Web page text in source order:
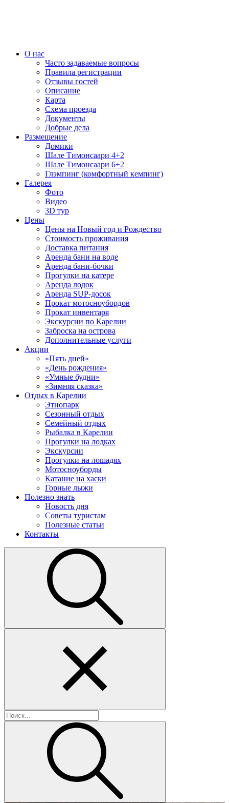
О нас
Часто задаваемые вопросы
Правила регистрации
Отзывы гостей
Описание
Карта
Схема проезда
Документы
Добрые дела
Размещение
Домики
Шале Тимонсаари 4+2
Шале Тимонсаари 6+2
Глэмпинг (комфортный кемпинг)
Галерея
Фото
Видео
3D тур
Цены
Цены на Новый год и Рождество
Стоимость проживания
Доставка питания
Аренда бани на воде
Аренда бани-бочки
Прогулки на катере
Аренда лодок
Аренда SUP-досок
Прокат мотосноубордов
Прокат инвентаря
Экскурсии по Карелии
Заброска на острова
Дополнительные услуги
Акции
«Пять дней»
«День рождения»
«Умные будни»
«Зимняя сказка»
Отдых в Карелии
Этнопарк
Сезонный отдых
Семейный отдых
Рыбалка в Карелии
Прогулки на лодках
Экскурсии
Прогулки на лошадях
Мотосноуборды
Катание на хаски
Горные лыжи
Полезно знать
Новость дня
Советы туристам
Полезные статьи
Контакты